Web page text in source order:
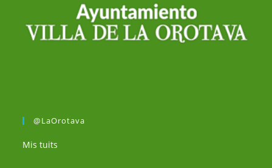
@LaOrotava
Mis tuits